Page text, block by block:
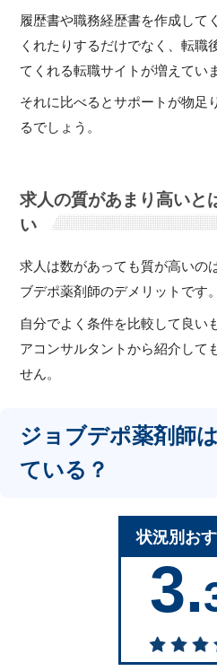
履歴書や職務経歴書を作成して
くれたりするだけでなく、転職
てくれる転職サイトが増えてい
それに比べるとサポートが物足
るでしょう。
求人の質があまり高いと
い
求人は数があっても質が高いの
ブデポ薬剤師のデメリットです。
自分でよく条件を比較して良い
アコンサルタントから紹介して
せん。
ジョブデポ薬剤師
ている？
状況別お
3.